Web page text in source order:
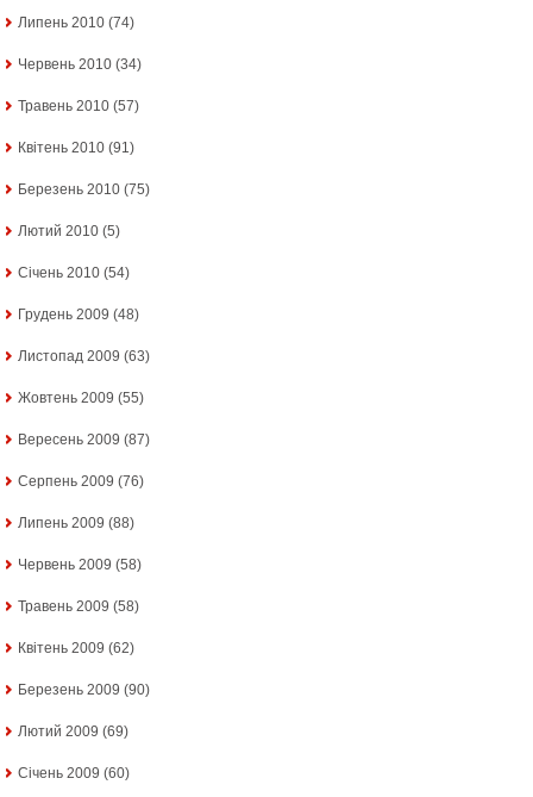
Липень 2010 (74)
Червень 2010 (34)
Травень 2010 (57)
Квітень 2010 (91)
Березень 2010 (75)
Лютий 2010 (5)
Січень 2010 (54)
Грудень 2009 (48)
Листопад 2009 (63)
Жовтень 2009 (55)
Вересень 2009 (87)
Серпень 2009 (76)
Липень 2009 (88)
Червень 2009 (58)
Травень 2009 (58)
Квітень 2009 (62)
Березень 2009 (90)
Лютий 2009 (69)
Січень 2009 (60)